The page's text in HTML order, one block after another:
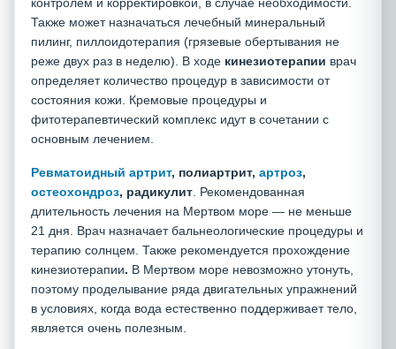
Также может назначаться лечебный минеральный
пилинг, пиллоидотерапия (грязевые обертывания не
реже двух раз в неделю). В ходе кинезиотерапии врач
определяет количество процедур в зависимости от
состояния кожи. Кремовые процедуры и
фитотерапевтический комплекс идут в сочетании с
основным лечением.
Ревматоидный артрит, полиартрит, артроз,
остеохондроз, радикулит . Рекомендованная
длительность лечения на Мертвом море — не меньше
21 дня. Врач назначает бальнеологические процедуры и
терапию солнцем. Также рекомендуется прохождение
кинезиотерапии. В Мертвом море невозможно утонуть,
поэтому проделывание ряда двигательных упражнений
в условиях, когда вода естественно поддерживает тело,
является очень полезным.